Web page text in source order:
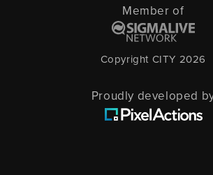
Member of
Copyright CITY 2026
Proudly developed